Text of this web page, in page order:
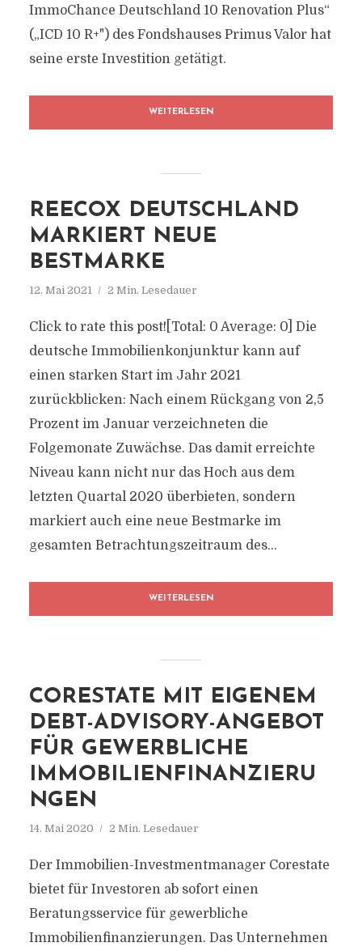
ImmoChance Deutschland 10 Renovation Plus“
(„ICD 10 R+") des Fondshauses Primus Valor hat
seine erste Investition getätigt.
WEITERLESEN
REECOX DEUTSCHLAND
MARKIERT NEUE
BESTMARKE
12. Mai 2021 2 Min. Lesedauer
Click to rate this post![Total: 0 Average: 0] Die
deutsche Immobilienkonjunktur kann auf
einen starken Start im Jahr 2021
zurückblicken: Nach einem Rückgang von 2,5
Prozent im Januar verzeichneten die
Folgemonate Zuwächse. Das damit erreichte
Niveau kann nicht nur das Hoch aus dem
letzten Quartal 2020 überbieten, sondern
markiert auch eine neue Bestmarke im
gesamten Betrachtungszeitraum des...
WEITERLESEN
CORESTATE MIT EIGENEM
DEBT-ADVISORY-ANGEBOT
FÜR GEWERBLICHE
IMMOBILIENFINANZIERU
NGEN
14. Mai 2020 2 Min. Lesedauer
Der Immobilien-Investmentmanager Corestate
bietet für Investoren ab sofort einen
Beratungsservice für gewerbliche
Immobilienfinanzierungen. Das Unternehmen